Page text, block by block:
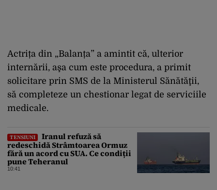
Actrița din „Balanța” a amintit că, ulterior
internării, aşa cum este procedura, a primit
solicitare prin SMS de la Ministerul Sănătăţii,
să completeze un chestionar legat de serviciile
medicale.
TENSIUNI
Iranul refuză să
redeschidă Strâmtoarea Ormuz
fără un acord cu SUA. Ce condiții
pune Teheranul
10:41